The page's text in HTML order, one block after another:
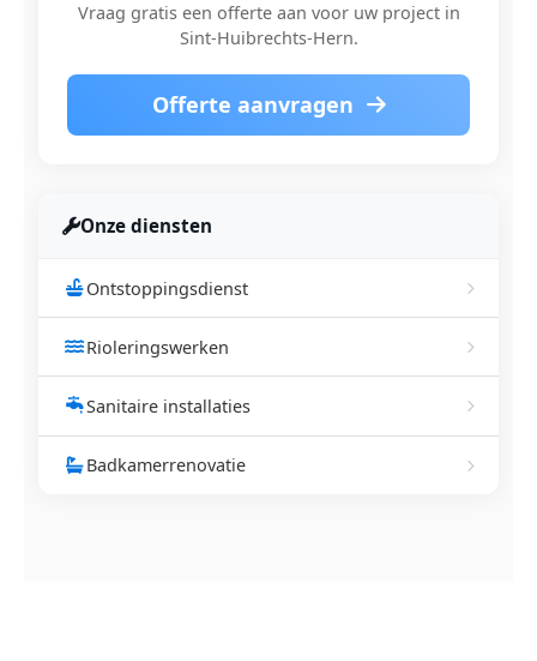
Vraag gratis een offerte aan voor uw project in
Sint-Huibrechts-Hern.
Offerte aanvragen
Onze diensten
Ontstoppingsdienst
Rioleringswerken
Sanitaire installaties
Badkamerrenovatie